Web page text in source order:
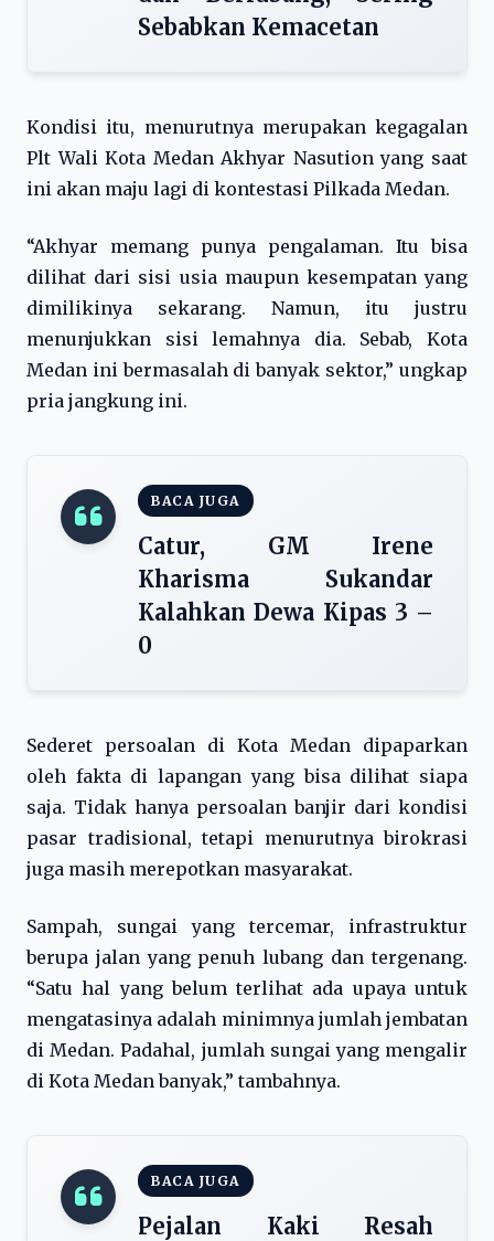
Sebabkan Kemacetan
Kondisi itu, menurutnya merupakan kegagalan
Plt Wali Kota Medan Akhyar Nasution yang saat
ini akan maju lagi di kontestasi Pilkada Medan.
“Akhyar memang punya pengalaman. Itu bisa
dilihat dari sisi usia maupun kesempatan yang
dimilikinya sekarang. Namun, itu justru
menunjukkan sisi lemahnya dia. Sebab, Kota
Medan ini bermasalah di banyak sektor,” ungkap
pria jangkung ini.
BACA JUGA
Catur, GM Irene
Kharisma Sukandar
Kalahkan Dewa Kipas 3 –
0
Sederet persoalan di Kota Medan dipaparkan
oleh fakta di lapangan yang bisa dilihat siapa
saja. Tidak hanya persoalan banjir dari kondisi
pasar tradisional, tetapi menurutnya birokrasi
juga masih merepotkan masyarakat.
Sampah, sungai yang tercemar, infrastruktur
berupa jalan yang penuh lubang dan tergenang.
“Satu hal yang belum terlihat ada upaya untuk
mengatasinya adalah minimnya jumlah jembatan
di Medan. Padahal, jumlah sungai yang mengalir
di Kota Medan banyak,” tambahnya.
BACA JUGA
Pejalan Kaki Resah